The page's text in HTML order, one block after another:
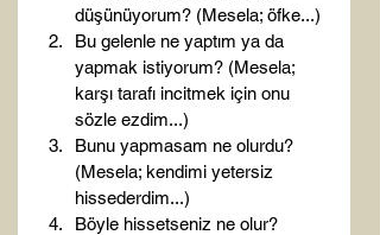
düşünüyorum? (Mesela; öfke...)
Bu gelenle ne yaptım ya da
yapmak istiyorum? (Mesela;
karşı tarafı incitmek için onu
sözle ezdim...)
Bunu yapmasam ne olurdu?
(Mesela; kendimi yetersiz
hissederdim...)
Böyle hissetseniz ne olur?